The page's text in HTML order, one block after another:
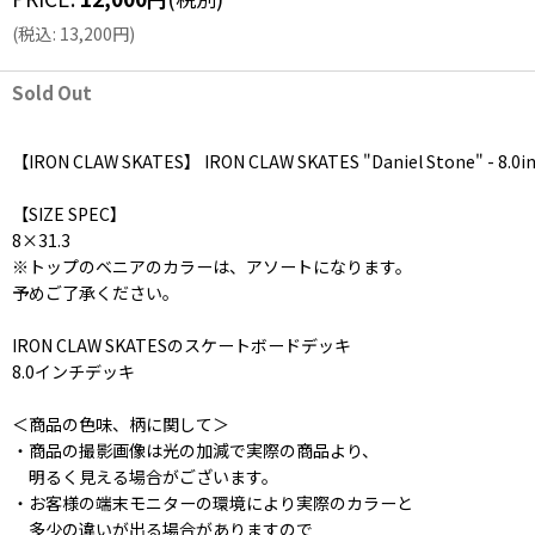
(税込: 13,200円)
Sold Out
【IRON CLAW SKATES】 IRON CLAW SKATES "Daniel Stone" -
【SIZE SPEC】
8×31.3
※トップのベニアのカラーは、アソートになります。
予めご了承ください。
IRON CLAW SKATESのスケートボードデッキ
8.0インチデッキ
＜商品の色味、柄に関して＞
・商品の撮影画像は光の加減で実際の商品より、
明るく見える場合がございます。
・お客様の端末モニターの環境により実際のカラーと
多少の違いが出る場合がありますので